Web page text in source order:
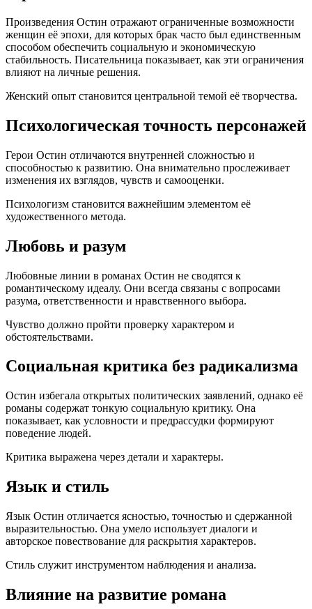
Произведения Остин отражают ограниченные возможности
женщин её эпохи, для которых брак часто был единственным
способом обеспечить социальную и экономическую
стабильность. Писательница показывает, как эти ограничения
влияют на личные решения.
Женский опыт становится центральной темой её творчества.
Психологическая точность персонажей
Герои Остин отличаются внутренней сложностью и
способностью к развитию. Она внимательно прослеживает
изменения их взглядов, чувств и самооценки.
Психологизм становится важнейшим элементом её
художественного метода.
Любовь и разум
Любовные линии в романах Остин не сводятся к
романтическому идеалу. Они всегда связаны с вопросами
разума, ответственности и нравственного выбора.
Чувство должно пройти проверку характером и
обстоятельствами.
Социальная критика без радикализма
Остин избегала открытых политических заявлений, однако её
романы содержат тонкую социальную критику. Она
показывает, как условности и предрассудки формируют
поведение людей.
Критика выражена через детали и характеры.
Язык и стиль
Язык Остин отличается ясностью, точностью и сдержанной
выразительностью. Она умело использует диалоги и
авторское повествование для раскрытия характеров.
Стиль служит инструментом наблюдения и анализа.
Влияние на развитие романа